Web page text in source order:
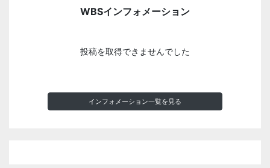
WBSインフォメーション
投稿を取得できませんでした
インフォメーション一覧を見る